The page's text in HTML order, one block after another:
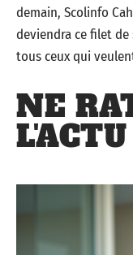
demain, Scolinfo
deviendra ce filet
tous ceux qui
NE
L'ACTU